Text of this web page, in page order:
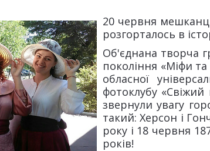
20 червня
розгорталось в
Об'єднана творча
покоління «Міфи
обласної
фотоклубу
звернули увагу
такий: Херсон і
року і 18 червня
років!